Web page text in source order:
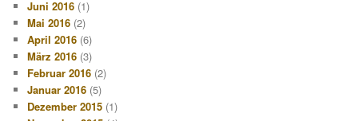
Juni 2016 (1)
Mai 2016 (2)
April 2016 (6)
März 2016 (3)
Februar 2016 (2)
Januar 2016 (5)
Dezember 2015 (1)